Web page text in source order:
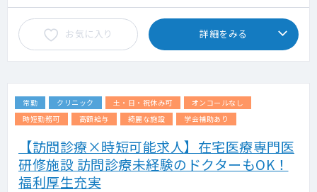
お気に入り 詳細をみる
常勤 クリニック 土・日・祝休み可
オンコールなし
時短勤務可
高額給与 綺麗な施設 学会補助あり
【訪問診療×時短可能求人】在宅医療専門医
研修施設 訪問診療未経験のドクターもOK！
福利厚生充実